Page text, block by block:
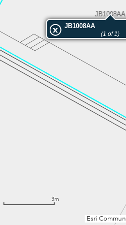
JB1008AA
JB1008AA
(1 of 1)
3m